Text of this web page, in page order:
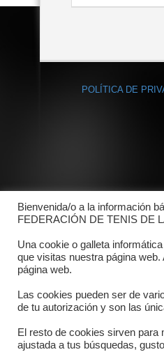
POLÍTICA DE
Copyright © 2025
Bienvenida/o a la información
FEDERACIÓN DE TENIS DE
Una cookie o galleta
que visitas nuestra página
página web.
Las cookies pueden ser de
de tu autorización y son las
El resto de cookies sirven para
ajustada a tus búsquedas,